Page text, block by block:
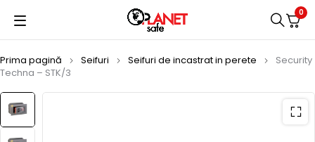
0
Prima pagină Seifuri Seifuri de incastrat in perete
Security
Techna – STK/3